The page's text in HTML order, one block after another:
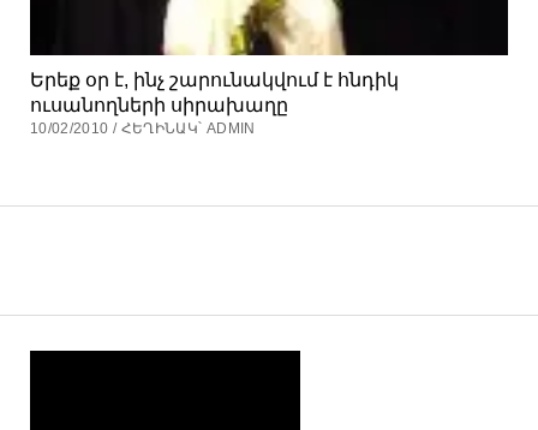
Երեք օր է, ինչ շարունակվում է հնդիկ
ուսանողների սիրախաղը
10/02/2010 / ՀԵՂԻՆԱԿ՝ ADMIN